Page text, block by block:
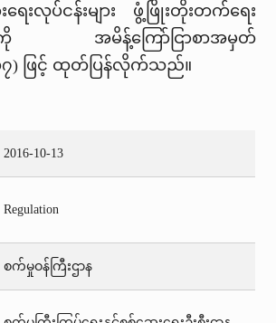
ရေးလုပ်ငန်းများ ဖွံ့ဖြိုးတိုးတက်ရေး
ားကို အမိန့်ကြော်ငြာစာအမှတ်
၇) ဖြင့် ထုတ်ပြန်လိုက်သည်။
2016-10-13
Regulation
စက်မှုဝန်ကြီးဌာန